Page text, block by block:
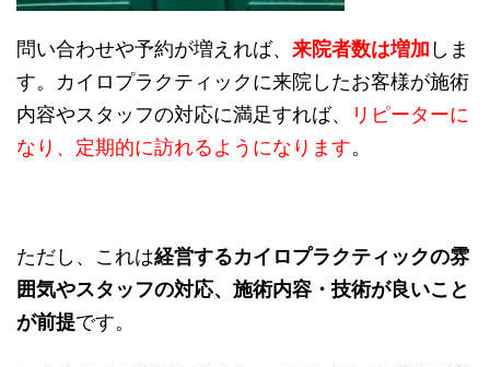
問い合わせや予約が増えれば、 来院者数は増加 しま
す。カイロプラクティックに来院したお客様が施術
内容やスタッフの対応に満足すれば、
リピーターに
なり、定期的に訪れるようになります。
ただし、これは経営するカイロプラクティックの雰
囲気やスタッフの対応、施術内容・技術が良いこと
が前提です。